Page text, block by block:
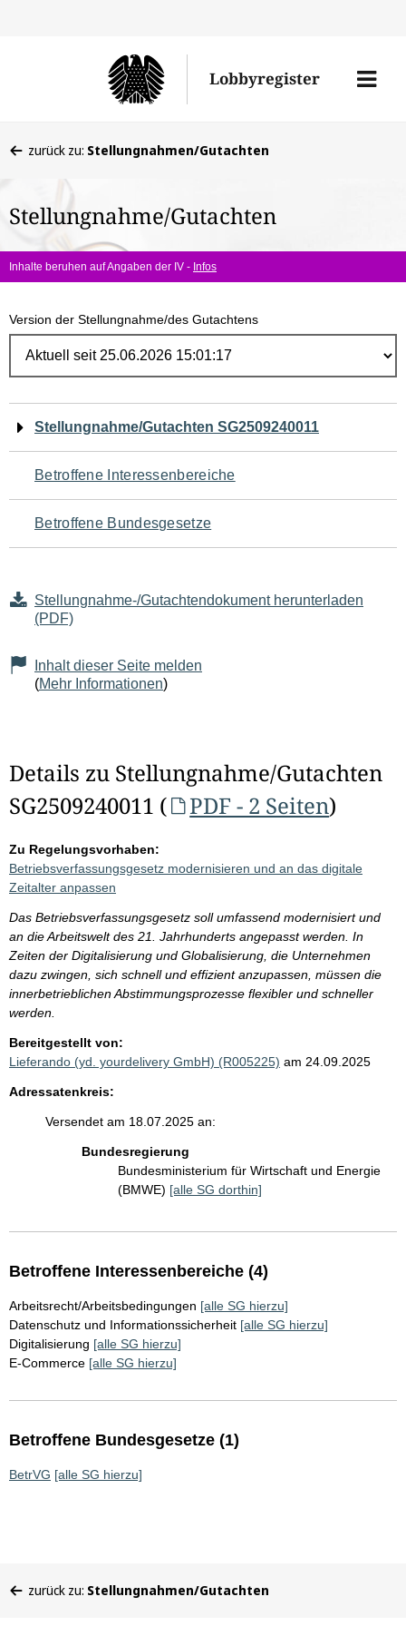
Lobbyregister
Menü
befinden
hier:
zurück zu: Stellungnahmen/Gutachten
Stellungnahme/Gutachten
Inhalte beruhen auf Angaben der IV - Infos
Version der Stellungnahme/des Gutachtens
Navigation
für
den
Seiteninhalt
Stellungnahme/Gutachten SG2509240011
Betroffene Interessenbereiche
Betroffene Bundesgesetze
Stellungnahme-/Gutachtendokument herunterladen
(PDF)
Inhalt dieser Seite melden
(Mehr Informationen)
Details zu Stellungnahme/Gutachten
SG2509240011 (
PDF - 2 Seiten)
Zu Regelungsvorhaben:
Betriebsverfassungsgesetz modernisieren und an das digitale
Zeitalter anpassen
Das Betriebsverfassungsgesetz soll umfassend modernisiert und
an die Arbeitswelt des 21. Jahrhunderts angepasst werden. In
Zeiten der Digitalisierung und Globalisierung, die Unternehmen
dazu zwingen, sich schnell und effizient anzupassen, müssen die
innerbetrieblichen Abstimmungsprozesse flexibler und schneller
werden.
Bereitgestellt von:
Lieferando (yd. yourdelivery GmbH) (R005225) am 24.09.2025
Adressatenkreis:
Versendet am 18.07.2025 an:
Bundesregierung
Bundesministerium für Wirtschaft und Energie
(BMWE) [alle SG dorthin]
Betroffene Interessenbereiche (4)
Arbeitsrecht/Arbeitsbedingungen [alle SG hierzu]
Datenschutz und Informationssicherheit [alle SG hierzu]
Digitalisierung [alle SG hierzu]
E-Commerce [alle SG hierzu]
Betroffene Bundesgesetze (1)
BetrVG [alle SG hierzu]
befinden
zurück zu: Stellungnahmen/Gutachten